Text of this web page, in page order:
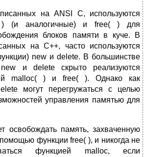
на ANSI C, используются
) (и аналогичные) и free( ) для
блоков памяти в куче. В
на С++, часто используются
new и delete. В большинстве
и delete скрыто реализуются
malloc( ) и free( ). Однако как
могут перегружаться с целью
управления памятью для
освобождать память, захваченную
функции free( ), и никогда не
функцией malloc, если